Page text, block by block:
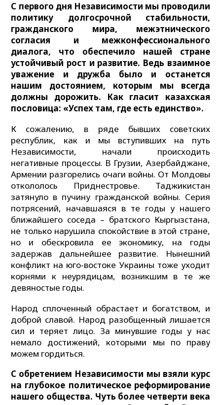
С первого дня Независимости мы проводили
политику долгосрочной стабильности,
гражданского мира, межэтнического
согласия и межконфессионального
диалога, что обеспечило нашей стране
устойчивый рост и развитие. Ведь взаимное
уважение и дружба было и останется
нашим достоянием, которым мы всегда
должны дорожить. Как гласит казахская
пословица: «Успех там, где есть единство».
К сожалению, в ряде бывших советских
республик, как и мы вступивших на путь
Независимости, начали происходить
негативные процессы. В Грузии, Азербайджане,
Армении разгорелись очаги войны. От Молдовы
откололось Приднестровье. Таджикистан
затянуло в пучину гражданской войны. Серия
потрясений, начавшаяся в те годы у нашего
ближайшего соседа – братского Кыргызстана,
не только нарушила спокойствие в этой стране,
но и обескровила ее экономику, на годы
задержав дальнейшее развитие. Нынешний
конфликт на юго-востоке Украины тоже уходит
корнями к неурядицам, возникшим в те же
девяностые годы.
Народ сплоченный обрастает и богатством, и
доброй славой. Народ разобщенный лишается
сил и теряет лицо. За минувшие годы у нас
немало достижений, которыми мы по праву
можем гордиться.
С обретением Независимости мы взяли курс
на глубокое политическое реформирование
нашего общества. Чуть более четверти века